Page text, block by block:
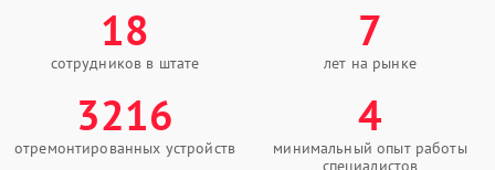
18
сотрудников в штате
7
лет на рынке
3216
отремонтированных устройств
4
минимальный опыт работы
специалистов